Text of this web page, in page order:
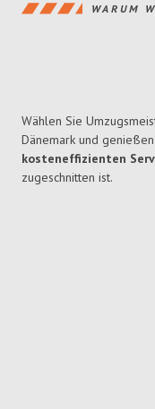
WARUM
Wählen Sie
Dänemark und
kosteneffizienten
zugeschnitten ist.